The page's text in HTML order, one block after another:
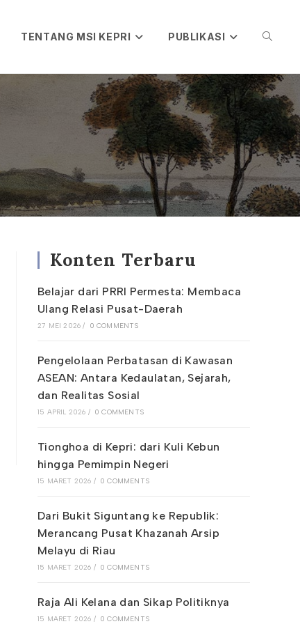
TENTANG MSI KEPRI PUBLIKASI
SEARCH
Konten Terbaru
Belajar dari PRRI Permesta: Membaca
Ulang Relasi Pusat-Daerah
27 MEI 2026 / 0 COMMENTS
Pengelolaan Perbatasan di Kawasan
ASEAN: Antara Kedaulatan, Sejarah,
dan Realitas Sosial
15 APRIL 2026 / 0 COMMENTS
Tionghoa di Kepri: dari Kuli Kebun
hingga Pemimpin Negeri
15 MARET 2026 / 0 COMMENTS
Dari Bukit Siguntang ke Republik:
Merancang Pusat Khazanah Arsip
Melayu di Riau
15 MARET 2026 / 0 COMMENTS
Raja Ali Kelana dan Sikap Politiknya
15 MARET 2026 / 0 COMMENTS